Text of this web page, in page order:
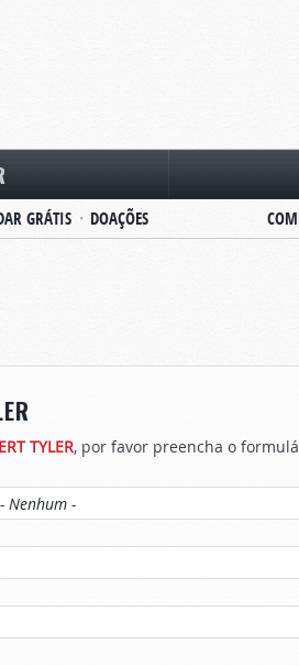
GRÁTIS DOAÇÕES
TYLER, por favor preencha o